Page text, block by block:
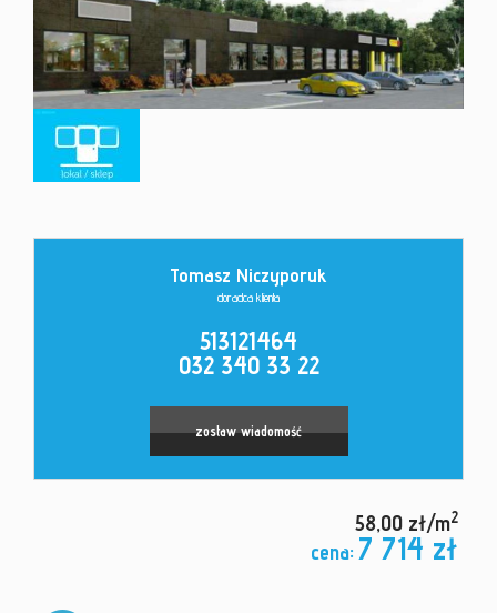
Kontakt
Tomasz Niczyporuk
doradca klienta
513121464
032 340 33 22
zostaw wiadomość
58,00 zł/m2
cena: 7 714 zł